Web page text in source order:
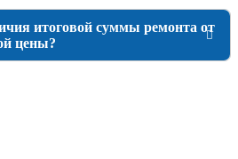
итоговой суммы ремонта от
цены?